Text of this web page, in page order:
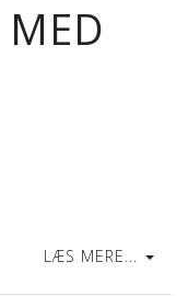
MED
LÆS MERE...